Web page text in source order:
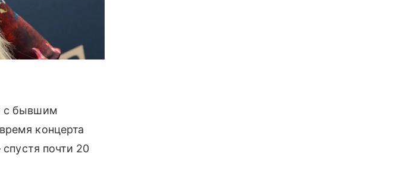
с бывшим
концерта
почти 20